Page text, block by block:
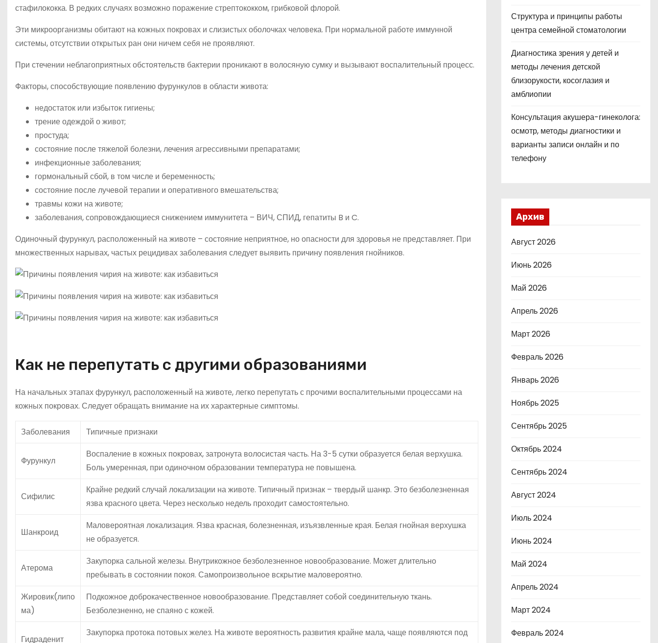
стафилококка. В редких случаях возможно поражение стрептококком, грибковой флорой.
Эти микроорганизмы обитают на кожных покровах и слизистых оболочках человека. При нормальной работе иммунной
системы, отсутствии открытых ран они ничем себя не проявляют.
При стечении неблагоприятных обстоятельств бактерии проникают в волосяную сумку и вызывают воспалительный процесс.
Факторы, способствующие появлению фурункулов в области живота:
недостаток или избыток гигиены;
трение одеждой о живот;
простуда;
состояние после тяжелой болезни, лечения агрессивными препаратами;
инфекционные заболевания;
гормональный сбой, в том числе и беременность;
состояние после лучевой терапии и оперативного вмешательства;
травмы кожи на животе;
заболевания, сопровождающиеся снижением иммунитета – ВИЧ, СПИД, гепатиты B и C.
Одиночный фурункул, расположенный на животе – состояние неприятное, но опасности для здоровья не представляет. При
множественных нарывах, частых рецидивах заболевания следует выявить причину появления гнойников.
Как не перепутать с другими образованиями
На начальных этапах фурункул, расположенный на животе, легко перепутать с прочими воспалительными процессами на
кожных покровах. Следует обращать внимание на их характерные симптомы.
Заболевания Типичные признаки
Фурункул
Воспаление в кожных покровах, затронута волосистая часть. На 3-5 сутки образуется белая верхушка.
Боль умеренная, при одиночном образовании температура не повышена.
Сифилис
Крайне редкий случай локализации на животе. Типичный признак – твердый шанкр. Это безболезненная
язва красного цвета. Через несколько недель проходит самостоятельно.
Шанкроид
Маловероятная локализация. Язва красная, болезненная, изъязвленные края. Белая гнойная верхушка
не образуется.
Атерома
Закупорка сальной железы. Внутрикожное безболезненное новообразование. Может длительно
пребывать в состоянии покоя. Самопроизвольное вскрытие маловероятно.
Жировик(липо
ма)
Подкожное доброкачественное новообразование. Представляет собой соединительную ткань.
Безболезненно, не спаяно с кожей.
Гидраденит
Закупорка протока потовых желез. На животе вероятность развития крайне мала, чаще появляются под
Структура и принципы работы
центра семейной стоматологии
Диагностика зрения у детей и
методы лечения детской
близорукости, косоглазия и
амблиопии
Консультация акушера-гинеколога:
осмотр, методы диагностики и
варианты записи онлайн и по
телефону
Архив
Август 2026
Июнь 2026
Май 2026
Апрель 2026
Март 2026
Февраль 2026
Январь 2026
Ноябрь 2025
Сентябрь 2025
Октябрь 2024
Сентябрь 2024
Август 2024
Июль 2024
Июнь 2024
Май 2024
Апрель 2024
Март 2024
Февраль 2024